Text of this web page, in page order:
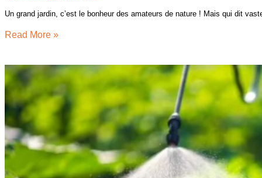
Un grand jardin, c’est le bonheur des amateurs de nature ! Mais qui dit
Read More »